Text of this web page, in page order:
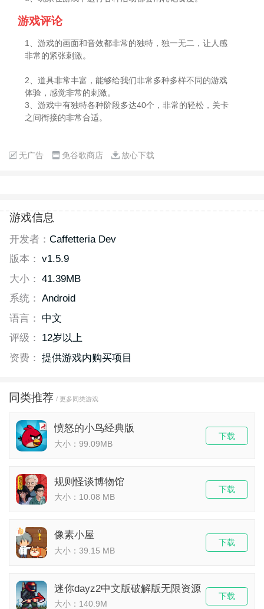
游戏评论
1、游戏的画面和音效都非常的独特，独一无二，让人感
非常的紧张刺激。
2、道具非常丰富，能够给我们非常多种多样不同的游戏
体验，感觉非常的刺激。
3、游戏中有独特各种阶段多达40个，非常的轻松，关卡
之间衔接的非常合适。
无广告 免谷歌商店 放心下载
游戏信息
开发者： Caffetteria Dev
版本： v1.5.9
大小： 41.39MB
系统： Android
语言：
中文
评级：
12岁以上
资费： 提供游戏内购买项目
同类推荐 / 更多同类游戏
愤怒的小鸟经典版
大小：99.09MB
下载
规则怪谈博物馆
大小：10.08 MB
下载
像素小屋
大小：39.15 MB
下载
迷你dayz2中文版破解版无限资源
大小：140.9M
下载